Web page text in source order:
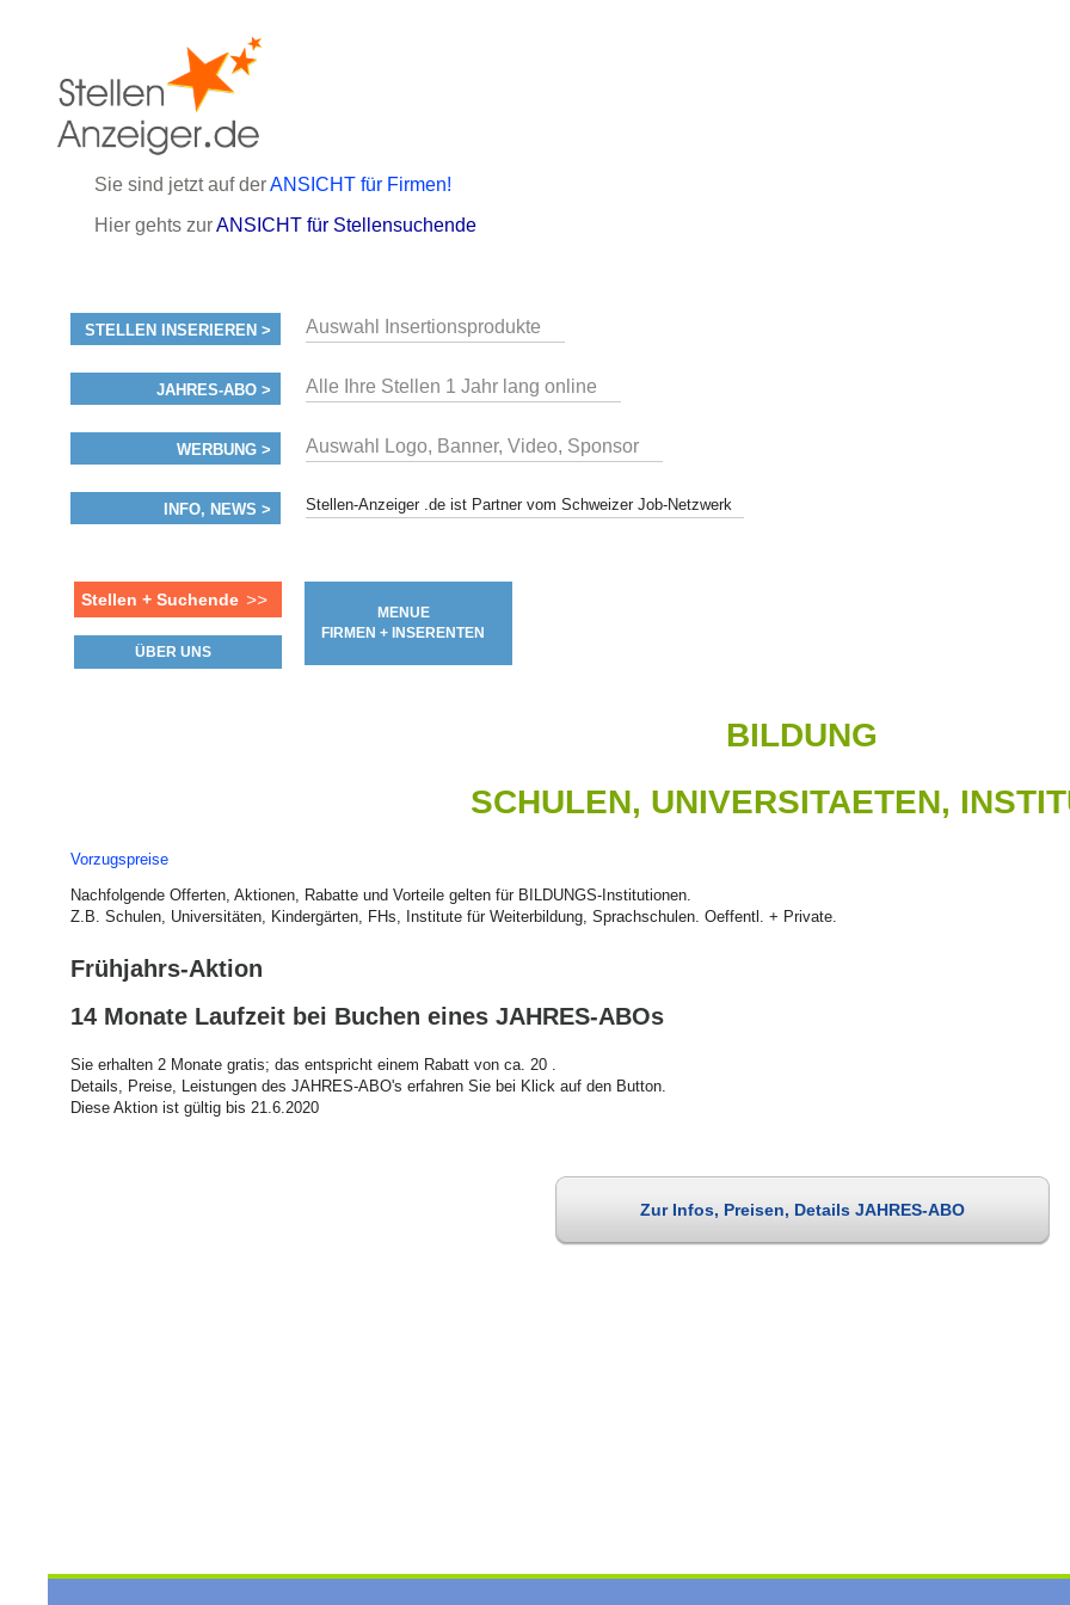
Sie sind jetzt auf derANSICHT für Firmen!
Hier gehts zurANSICHT für Stellensuchende
STELLEN INSERIEREN > Auswahl Insertionsprodukte
JAHRES-ABO > Alle Ihre Stellen 1 Jahr lang online
WERBUNG > Auswahl Logo, Banner, Video, Sponsor
INFO, NEWS > Stellen-Anzeiger .de ist Partner vom Schweizer Job-Netzwerk
Stellen + Suchende >>
ÜBER UNS
MENUE
FIRMEN + INSERENTEN
BILDUNG
SCHULEN, UNIVERSITAETEN,
Vorzugspreise
Nachfolgende Offerten, Aktionen, Rabatte und Vorteile gelten für BILDUNGS-Institutionen.
Z.B. Schulen, Universitäten, Kindergärten, FHs, Institute für Weiterbildung, Sprachschulen. Oeffentl. + Private.
Frühjahrs-Aktion
14 Monate Laufzeit bei Buchen eines JAHRES-ABOs
Sie erhalten 2 Monate gratis; das entspricht einem Rabatt von ca. 20 .
Details, Preise, Leistungen des JAHRES-ABO's erfahren Sie bei Klick auf den Button.
Diese Aktion ist gültig bis 21.6.2020
Zur Infos, Preisen, Details JAHRES-ABO